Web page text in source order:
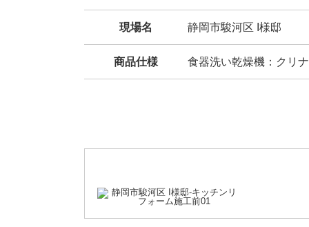
現場名 静岡市駿河区 I様邸
商品仕様 食器洗い乾燥機：クリ